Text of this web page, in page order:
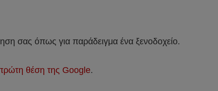
σας όπως για παράδειγμα ένα ξενοδοχείο.
θέση της Google.